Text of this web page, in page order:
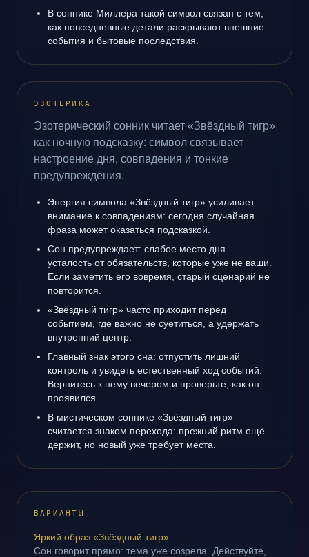
В соннике Миллера такой символ связан с тем,
как повседневные детали раскрывают внешние
события и бытовые последствия.
ЭЗОТЕРИКА
Эзотерический сонник читает «Звёздный тигр»
как ночную подсказку: символ связывает
настроение дня, совпадения и тонкие
предупреждения.
Энергия символа «Звёздный тигр» усиливает
внимание к совпадениям: сегодня случайная
фраза может оказаться подсказкой.
Сон предупреждает: слабое место дня —
усталость от обязательств, которые уже не ваши.
Если заметить его вовремя, старый сценарий не
повторится.
«Звёздный тигр» часто приходит перед
событием, где важно не суетиться, а удержать
внутренний центр.
Главный знак этого сна: отпустить лишний
контроль и увидеть естественный ход событий.
Вернитесь к нему вечером и проверьте, как он
проявился.
В мистическом соннике «Звёздный тигр»
считается знаком перехода: прежний ритм ещё
держит, но новый уже требует места.
ВАРИАНТЫ
Яркий образ «Звёздный тигр»
Сон говорит прямо: тема уже созрела. Действуйте,